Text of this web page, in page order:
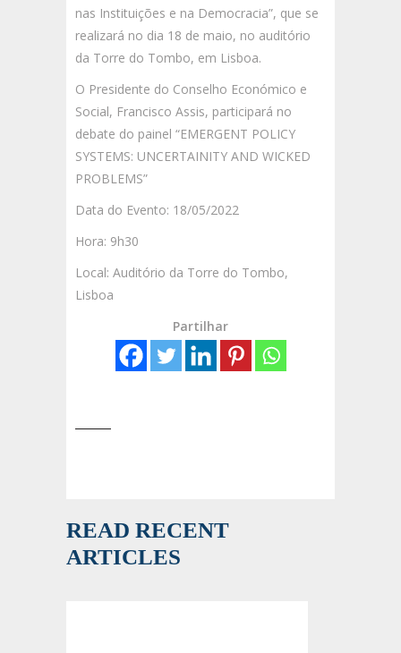
nas Instituições e na Democracia”, que se
realizará no dia 18 de maio, no auditório
da Torre do Tombo, em Lisboa.
O Presidente do Conselho Económico e
Social, Francisco Assis, participará no
debate do painel “EMERGENT POLICY
SYSTEMS: UNCERTAINITY AND WICKED
PROBLEMS”
Data do Evento: 18/05/2022
Hora: 9h30
Local: Auditório da Torre do Tombo,
Lisboa
Partilhar
READ RECENT
ARTICLES